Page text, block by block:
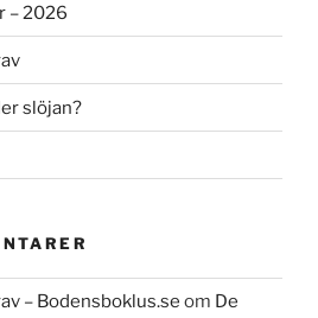
– 2026
slöjan?
– Bodensboklus.se om De